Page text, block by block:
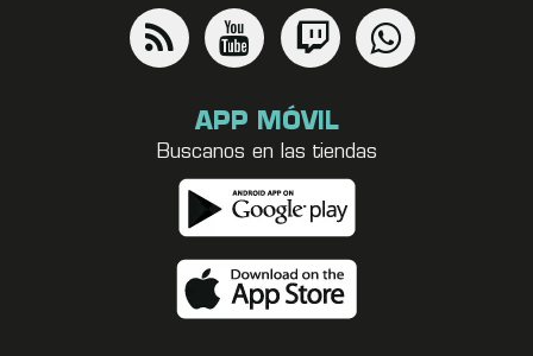
APP MÓVIL
Buscanos en las tiendas